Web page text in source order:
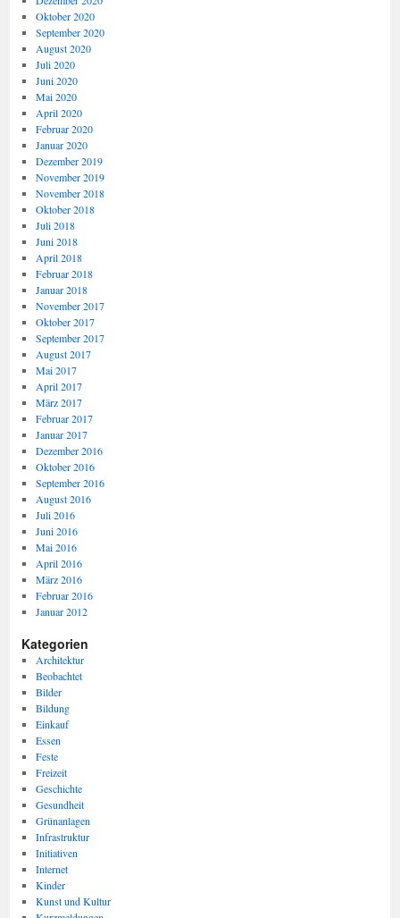
Oktober 2020
September 2020
August 2020
Juli 2020
Juni 2020
Mai 2020
April 2020
Februar 2020
Januar 2020
Dezember 2019
November 2019
November 2018
Oktober 2018
Juli 2018
Juni 2018
April 2018
Februar 2018
Januar 2018
November 2017
Oktober 2017
September 2017
August 2017
Mai 2017
April 2017
März 2017
Februar 2017
Januar 2017
Dezember 2016
Oktober 2016
September 2016
August 2016
Juli 2016
Juni 2016
Mai 2016
April 2016
März 2016
Februar 2016
Januar 2012
Kategorien
Architektur
Beobachtet
Bilder
Bildung
Einkauf
Essen
Feste
Freizeit
Geschichte
Gesundheit
Grünanlagen
Infrastruktur
Initiativen
Internet
Kinder
Kunst und Kultur